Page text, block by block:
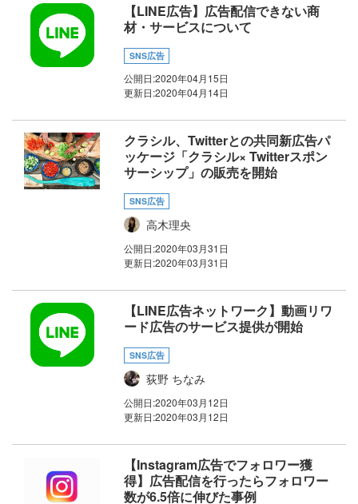
【LINE広告】広告配信できない商
材・サービスについて
SNS広告
公開日:2020年04月15日
更新日:2020年04月14日
クラシル、Twitterとの共同新広告パ
ッケージ「クラシル× Twitterスポン
サーシップ」の販売を開始
SNS広告
高木理央
公開日:2020年03月31日
更新日:2020年03月31日
【LINE広告ネットワーク】動画リワ
ード広告のサービス提供が開始
SNS広告
荻野 ちなみ
公開日:2020年03月12日
更新日:2020年03月12日
【Instagram広告でフォロワー獲
得】広告配信を行ったらフォロワー
数が6.5倍に伸びた事例